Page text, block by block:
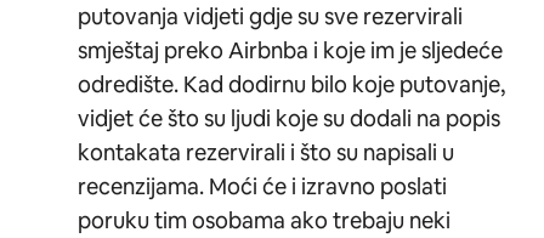
putovanja vidjeti gdje su sve rezervirali
smještaj preko Airbnba i koje im je sljedeće
odredište. Kad dodirnu bilo koje putovanje,
vidjet će što su ljudi koje su dodali na popis
kontakata rezervirali i što su napisali u
recenzijama. Moći će i izravno poslati
poruku tim osobama ako trebaju neki